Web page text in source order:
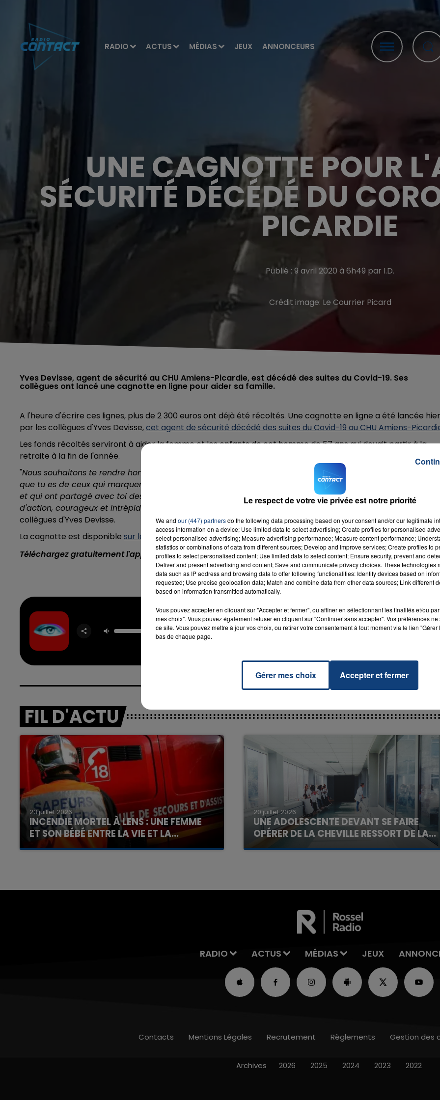
RADIO ACTUS MÉDIAS JEUX ANNONCEURS
UNE CAGNOTTE POUR
SÉCURITÉ DÉCÉDÉ DU
PICARDIE
Publié : 9 avril 2020 à 6h49 par I.D.
Crédit image: Le Courrier Picard
Yves Devisse, agent de sécurité au CHU Amiens-Picardie, est décédé des suites du Covid-19. Ses
collègues ont lancé une cagnotte en ligne pour aider sa famille.
A l'heure d'écrire ces lignes, plus de 2 300 euros ont déjà été récoltés. Une cagnotte en ligne a été lancée hier
par les collègues d'Yves Devisse,cet agent de sécurité décédé des suites du Covid-19 au CHU Amiens-
Les fonds récoltés serviront à aider la femme et les enfants de cet homme de 57 ans qui devait partir à la
retraite à la fin de l'année.
"Nous souhaitons te rendre hommage, a̬ toi homme de coeur qui restera toujours dans nos coeurs. Parce
que tu es de ceux qui marquent une vie, parce que tu es de ceux qui touchent ceux qui ont accompagné
et qui ont partagé avec toi des moments de joie et de tristesse sur notre route professionnelle. Homme
d'action, courageux et intrépide parfois, tu n'as jamais calculé pour servir ton prochain
", ont écrit les
collègues d'Yves Devisse.
La cagnotte est disponible sur le site Leetchi.
Téléchargez gratuitement l'application Contact FM sur
et
Self Aware
TEMPER CITY
RADIO CONTACT
FIL D'ACTU
23 juillet 2026
INCENDIE MORTEL À LENS : UNE FEMME
ET SON BÉBÉ ENTRE LA VIE ET LA...
Un homme s'est immolé par le feu après avoir
20 juillet 2026
UNE ADOLESCENTE DEVANT SE FAIRE
OPÉRER DE LA CHEVILLE RESSORT DE LA...
La famille a porté plainte contre la clinique qui a
7h00 - 11h00
La Team de l'été
RADIO ACTUS MÉDIAS JEUX
Contacts Mentions Légales Recrutement Règlements Gestion des
Archives 2026 2025 2024 2023 2022
Le respect de votre vie privée est notre priorité
We and our (447) partnersdo the following data processing based on your consent and/or our legitimate
access information on a device; Use limited data to select advertising; Create profiles for personalised
select personalised advertising; Measure advertising performance; Measure content performance;
statistics or combinations of data from different sources; Develop and improve services; Create profiles to
profiles to select personalised content; Use limited data to select content; Ensure security, prevent and
Deliver and present advertising and content; Save and communicate privacy choices. These technologies
data such as IP address and browsing data to offer following functionalities: Identify devices based on
requested; Use precise geolocation data; Match and combine data from other data sources; Link different
based on information transmitted automatically.
Vous pouvez accepter en cliquant sur "Accepter et fermer", ou affiner en sélectionnant les finalités et/ou
mes choix". Vous pouvez également refuser en cliquant sur "Continuer sans accepter". Vos préférences
ce site. Vous pouvez mettre à jour vos choix, ou retirer votre consentement à tout moment via le lien
bas de chaque page.
Gérer mes choix Accepter et fermer